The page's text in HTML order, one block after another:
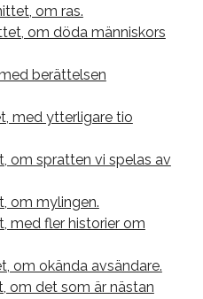
om ras.
om döda människors
berättelsen
med ytterligare tio
om spratten vi spelas av
om mylingen.
med fler historier om
om okända avsändare.
om det som är nästan